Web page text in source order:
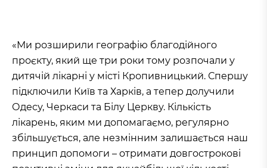
«Ми розширили географію благодійного
проєкту, який ще три роки тому розпочали у
дитячій лікарні у місті Кропивницький. Спершу
підключили Київ та Харків, а тепер долучили
Одесу, Черкаси та Білу Церкву. Кількість
лікарень, яким ми допомагаємо, регулярно
збільшується, але незмінним залишається наш
принцип допомоги – отримати довгострокові